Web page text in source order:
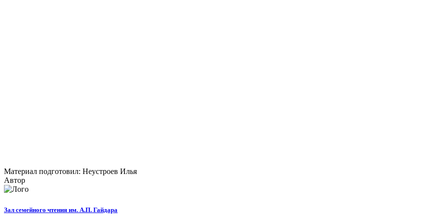
Материал подготовил: Неустроев Илья
Автор
Зал семейного чтения им. А.П. Гайдара